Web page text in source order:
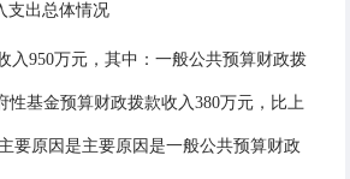
支出总体情况
入950万元，其中：一般公共预算财政拨
性基金预算财政拨款收入380万元，比上
要原因是主要原因是一般公共预算财政